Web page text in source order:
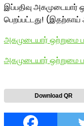
இப்பதிவு அகமுடையார்
பெறப்பட்டது! (இதற்காய்
அகமுடையார் ஒற்றுமை
அகமுடையார் ஒற்றுமை
Download QR